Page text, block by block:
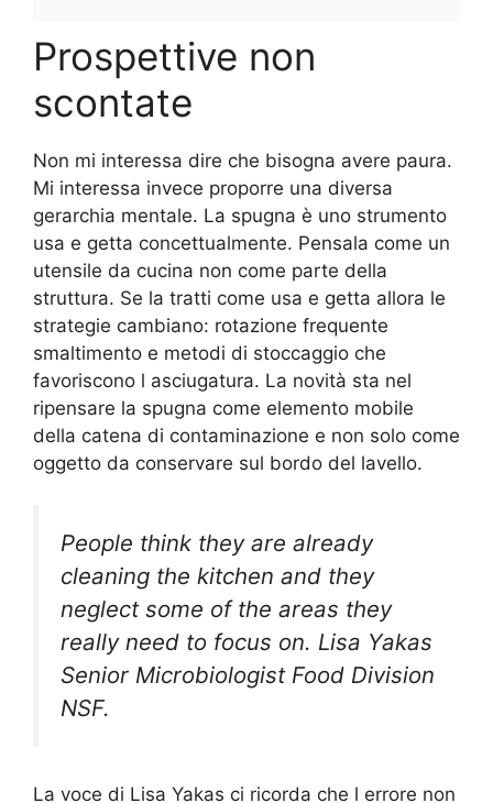
Prospettive non
scontate
Non mi interessa dire che bisogna avere paura.
Mi interessa invece proporre una diversa
gerarchia mentale. La spugna è uno strumento
usa e getta concettualmente. Pensala come un
utensile da cucina non come parte della
struttura. Se la tratti come usa e getta allora le
strategie cambiano: rotazione frequente
smaltimento e metodi di stoccaggio che
favoriscono l asciugatura. La novità sta nel
ripensare la spugna come elemento mobile
della catena di contaminazione e non solo come
oggetto da conservare sul bordo del lavello.
People think they are already
cleaning the kitchen and they
neglect some of the areas they
really need to focus on. Lisa Yakas
Senior Microbiologist Food Division
NSF.
La voce di Lisa Yakas ci ricorda che l errore non